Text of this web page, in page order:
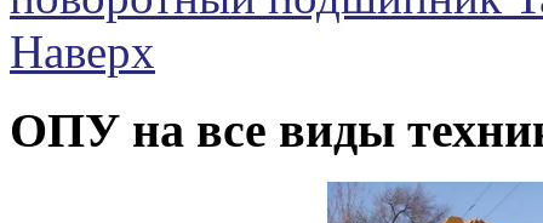
Наверх
ОПУ на все виды